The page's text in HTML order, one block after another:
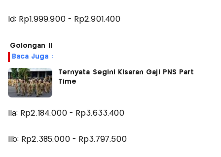
Id: Rp1.999.900 - Rp2.901.400
Golongan II
Baca Juga :
Ternyata Segini Kisaran Gaji PNS Part
Time
IIa: Rp2.184.000 - Rp3.633.400
IIb: Rp2.385.000 - Rp3.797.500